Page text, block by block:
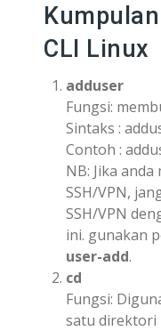
CLI Linux
adduser
Fungsi:
Sintaks :
Contoh :
NB: Jika
SSH/VPN,
SSH/VPN
ini. gunakan
user-add.
cd
Fungsi:
satu direktori